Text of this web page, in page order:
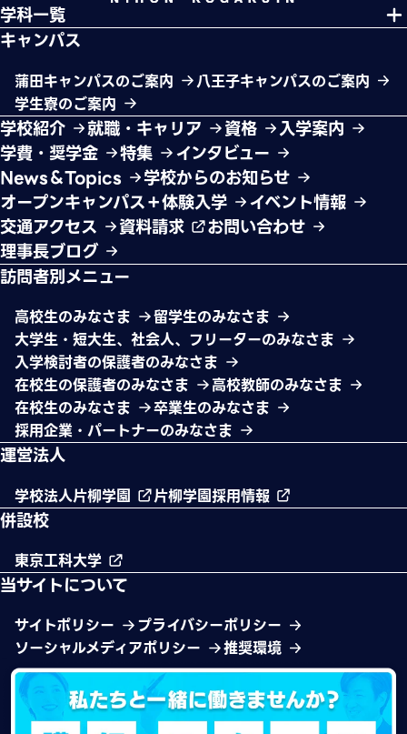
学科一覧
キャンパス
蒲田キャンパスのご案内
八王子キャンパスのご案内
学生寮のご案内
学校紹介 就職・キャリア 資格
入学案内
学費・奨学金
特集
インタビュー
News＆Topics
学校からのお知らせ
オープンキャンパス＋体験入学
イベント情報
交通アクセス
資料請求
お問い合わせ
理事長ブログ
訪問者別メニュー
高校生のみなさま
留学生のみなさま
大学生・短大生、社会人、フリーターのみなさま
入学検討者の保護者のみなさま
在校生の保護者のみなさま
高校教師のみなさま
在校生のみなさま
卒業生のみなさま
採用企業・パートナーのみなさま
運営法人
学校法人片柳学園 片柳学園採用情報
併設校
東京工科大学
当サイトについて
サイトポリシー
プライバシーポリシー
ソーシャルメディアポリシー
推奨環境